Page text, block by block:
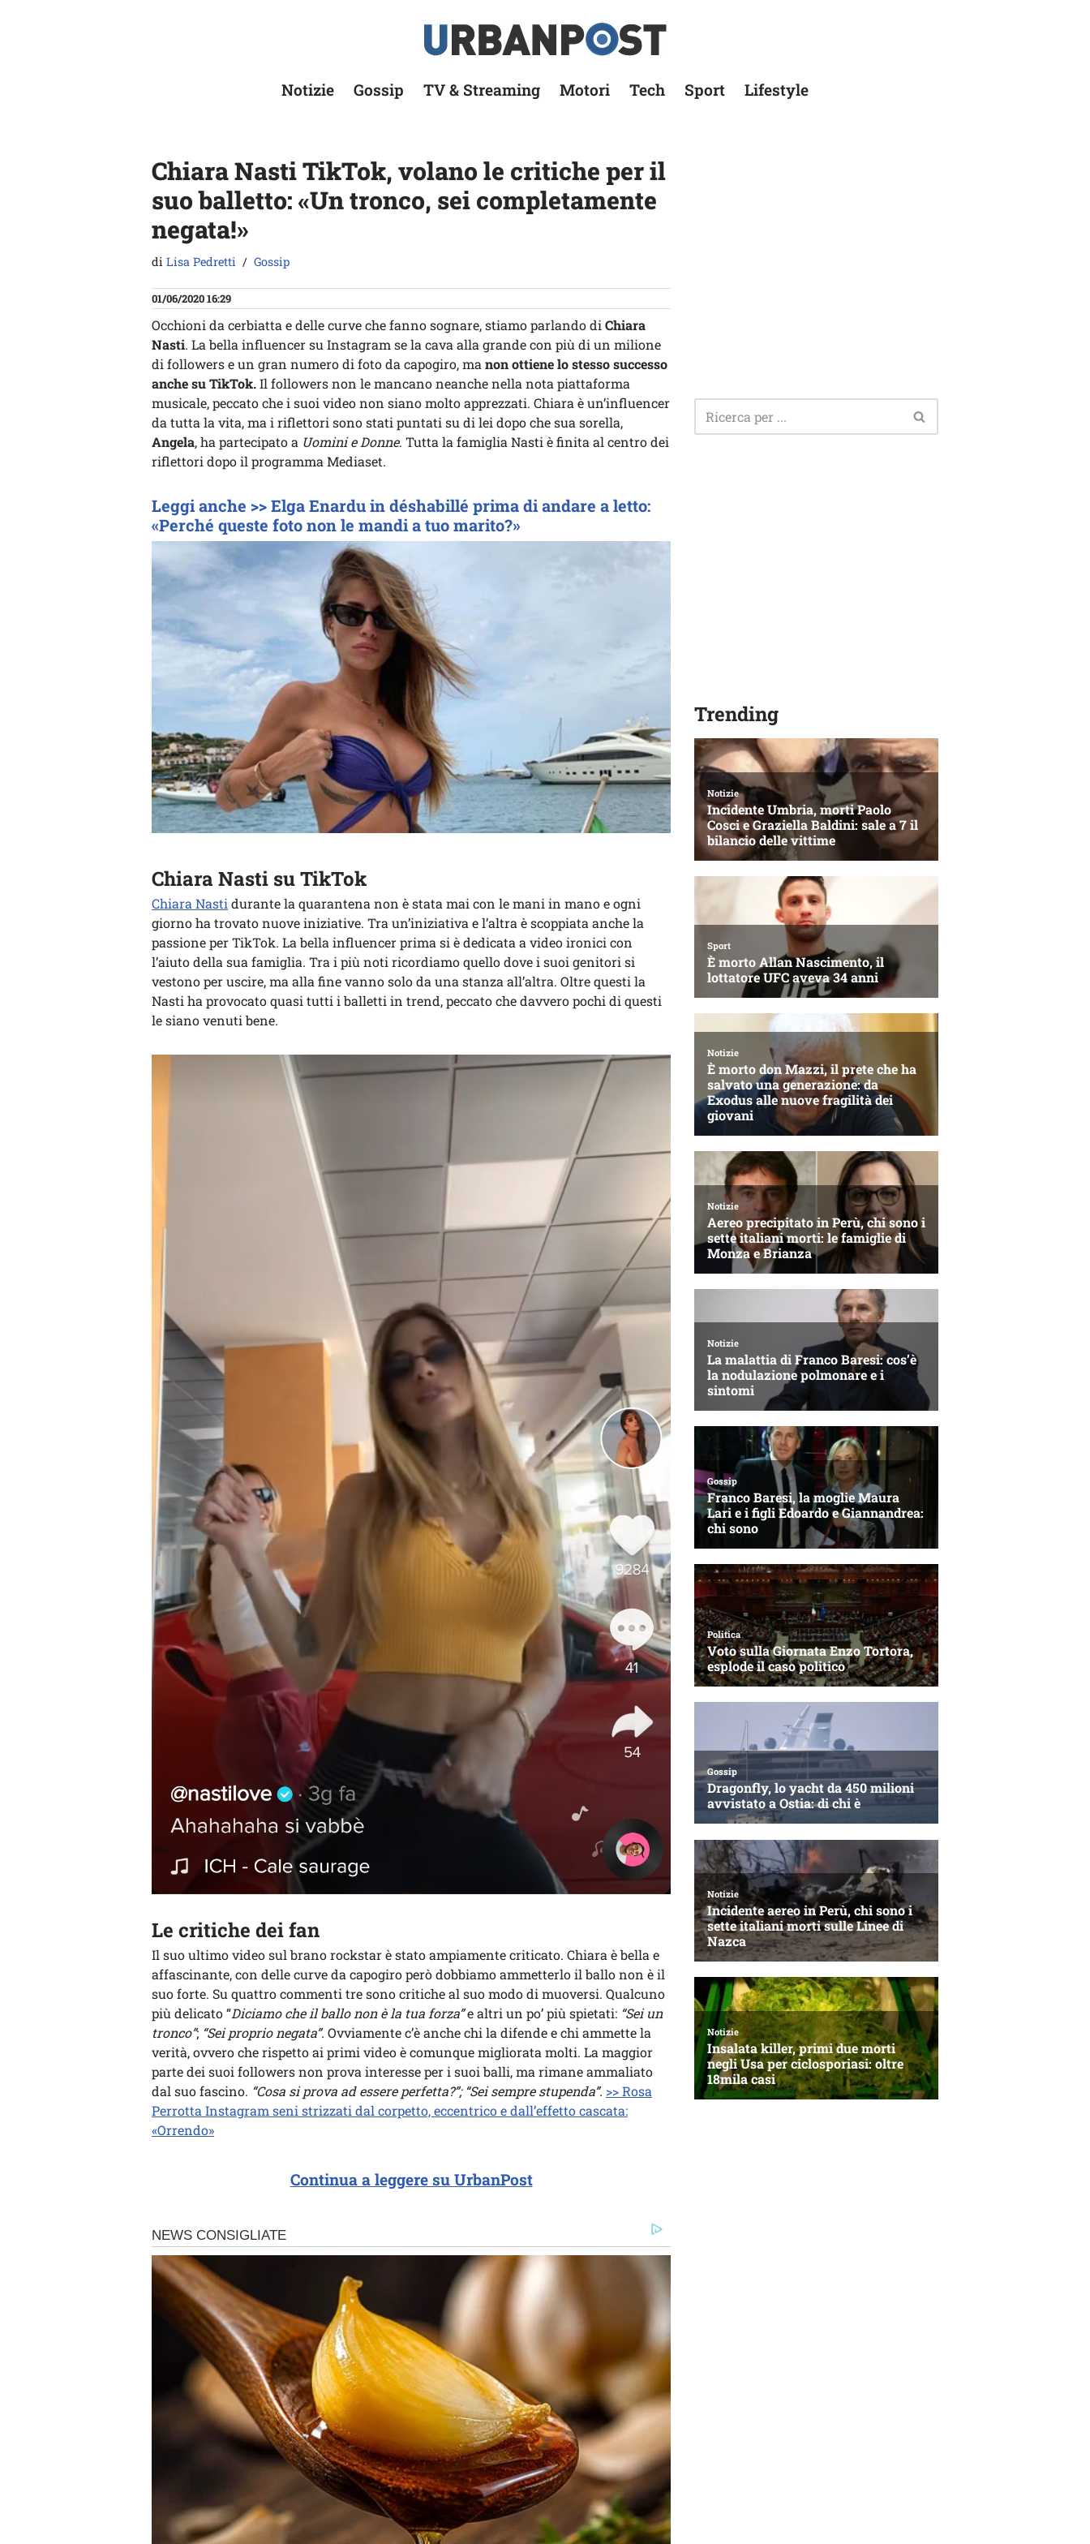
Notizie Gossip TV & Streaming Motori Tech Sport Lifestyle
Chiara Nasti TikTok, volano le critiche per il
suo balletto: «Un tronco, sei completamente
negata!»
di Lisa Pedretti Gossip
01/06/2020 16:29
Occhioni da cerbiatta e delle curve che fanno sognare, stiamo parlando di Chiara
Nasti. La bella influencer su Instagram se la cava alla grande con più di un milione
di followers e un gran numero di foto da capogiro, ma non ottiene lo stesso successo
anche su TikTok.Il followers non le mancano neanche nella nota piattaforma
musicale, peccato che i suoi video non siano molto apprezzati. Chiara è un’influencer
da tutta la vita, ma i riflettori sono stati puntati su di lei dopo che sua sorella,
Angela, ha partecipato a Uomini e Donne. Tutta la famiglia Nasti è finita al centro dei
riflettori dopo il programma Mediaset.
Leggi anche >> Elga Enardu in déshabillé prima di andare a letto:
«Perché queste foto non le mandi a tuo marito?»
Chiara Nasti su TikTok
Chiara Nasti durante la quarantena non è stata mai con le mani in mano e ogni
giorno ha trovato nuove iniziative. Tra un’iniziativa e l’altra è scoppiata anche la
passione per TikTok. La bella influencer prima si è dedicata a video ironici con
l’aiuto della sua famiglia. Tra i più noti ricordiamo quello dove i suoi genitori si
vestono per uscire, ma alla fine vanno solo da una stanza all’altra. Oltre questi la
Nasti ha provocato quasi tutti i balletti in trend, peccato che davvero pochi di questi
le siano venuti bene.
Le critiche dei fan
Il suo ultimo video sul brano rockstar è stato ampiamente criticato. Chiara è bella e
affascinante, con delle curve da capogiro però dobbiamo ammetterlo il ballo non è il
suo forte. Su quattro commenti tre sono critiche al suo modo di muoversi. Qualcuno
più delicato “Diciamo che il ballo non è la tua forza”e altri un po’ più spietati: “Sei un
tronco”; “Sei proprio negata”. Ovviamente c’è anche chi la difende e chi ammette la
verità, ovvero che rispetto ai primi video è comunque migliorata molti. La maggior
parte dei suoi followers non prova interesse per i suoi balli, ma rimane ammaliato
dal suo fascino. “Cosa si prova ad essere perfetta?”; “Sei sempre stupenda”. >> Rosa
Perrotta Instagram seni strizzati dal corpetto, eccentrico e dall’effetto cascata:
«Orrendo»
Continua a leggere su UrbanPost
Trending